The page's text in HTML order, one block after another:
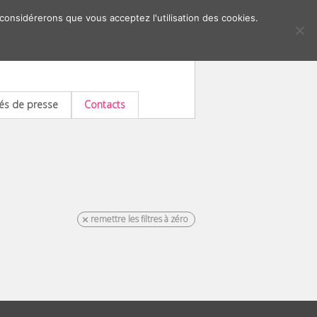
de presse Contacts
remettre les filtres à zéro
que vous acceptez l'utilisation des cookies.